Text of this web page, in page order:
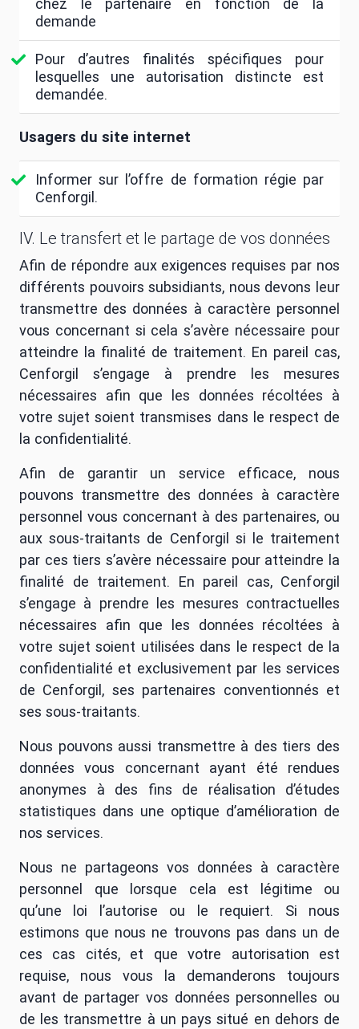
demande
Pour d’autres finalités spécifiques pour
lesquelles une autorisation distincte est
demandée.
Usagers du site internet
Informer sur l’offre de formation régie par
Cenforgil.
IV. Le transfert et le partage de vos données
Afin de répondre aux exigences requises par nos
différents pouvoirs subsidiants, nous devons leur
transmettre des données à caractère personnel
vous concernant si cela s’avère nécessaire pour
atteindre la finalité de traitement. En pareil cas,
Cenforgil s’engage à prendre les mesures
nécessaires afin que les données récoltées à
votre sujet soient transmises dans le respect de
la confidentialité.
Afin de garantir un service efficace, nous
pouvons transmettre des données à caractère
personnel vous concernant à des partenaires, ou
aux sous-traitants de Cenforgil si le traitement
par ces tiers s’avère nécessaire pour atteindre la
finalité de traitement. En pareil cas, Cenforgil
s’engage à prendre les mesures contractuelles
nécessaires afin que les données récoltées à
votre sujet soient utilisées dans le respect de la
confidentialité et exclusivement par les services
de Cenforgil, ses partenaires conventionnés et
ses sous-traitants.
Nous pouvons aussi transmettre à des tiers des
données vous concernant ayant été rendues
anonymes à des fins de réalisation d’études
statistiques dans une optique d’amélioration de
nos services.
Nous ne partageons vos données à caractère
personnel que lorsque cela est légitime ou
qu’une loi l’autorise ou le requiert. Si nous
estimons que nous ne trouvons pas dans un de
ces cas cités, et que votre autorisation est
requise, nous vous la demanderons toujours
avant de partager vos données personnelles ou
de les transmettre à un pays situé en dehors de